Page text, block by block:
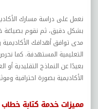
نعمل على دراسة مسارك
بشكل دقيق، ثم نقوم
مدى توافق أهدافك الأكاديمية
التعليمية المستهدفة. كما
بعيدًا عن النماذج التقليدية
الأكاديمية بصورة احترافية
مميزات خدمة كتابة